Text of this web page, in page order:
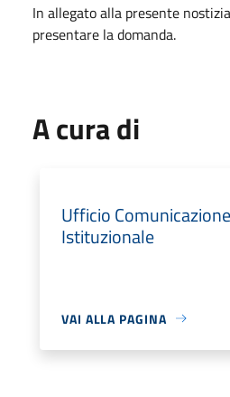
In allegato alla presente
presentare la domanda.
A cura di
Ufficio
Istituzionale
VAI ALLA PAGINA